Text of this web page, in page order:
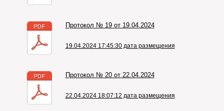
Протокол № 19 от 19.04.2024
19.04.2024 17:45:30 дата размещения
Протокол № 20 от 22.04.2024
22.04.2024 18:07:12 дата размещения